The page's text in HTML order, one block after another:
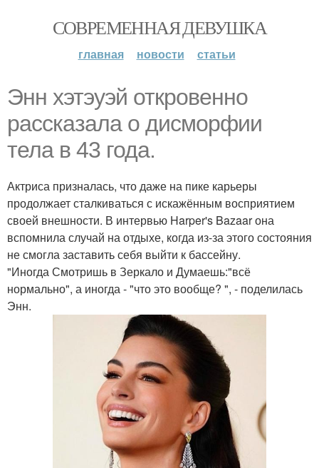
СОВРЕМЕННАЯ ДЕВУШКА
главная новости статьи
Энн хэтэуэй откровенно
рассказала о дисморфии
тела в 43 года.
Актриса призналась, что даже на пике карьеры
продолжает сталкиваться с искажённым восприятием
своей внешности. В интервью Harper's Bazaar она
вспомнила случай на отдыхе, когда из-за этого состояния
не смогла заставить себя выйти к бассейну.
"Иногда Смотришь в Зеркало и Думаешь:"всё
нормально", а иногда - "что это вообще? ", - поделилась
Энн.